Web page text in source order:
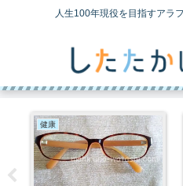
人生100年現役を目指すアラ
健康